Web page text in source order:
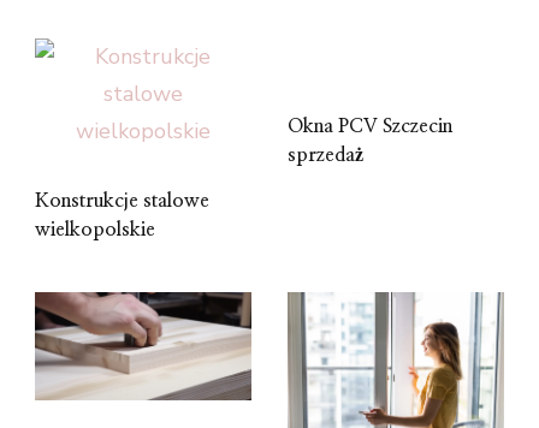
Konstrukcje stalowe
wielkopolskie
Okna PCV Szczecin
sprzedaż